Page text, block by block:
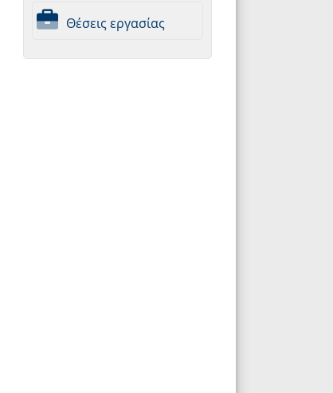
Θέσεις εργασίας